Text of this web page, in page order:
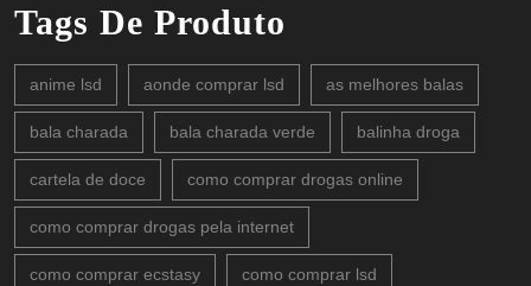
Tags De Produto
anime lsd aonde comprar lsd as melhores balas
bala charada bala charada verde balinha droga
cartela de doce como comprar drogas online
como comprar drogas pela internet
como comprar ecstasy como comprar lsd